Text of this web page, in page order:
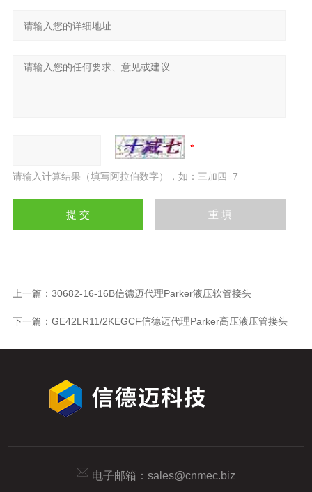
请输入计算结果（填写阿拉伯数字），如：三加四=7
上一篇： 30682-16-16B信德迈代理Parker液压软管接头
下一篇： GE42LR11/2KEGCF信德迈代理Parker高压液压管接头
电子邮箱： sales@cnmec.biz